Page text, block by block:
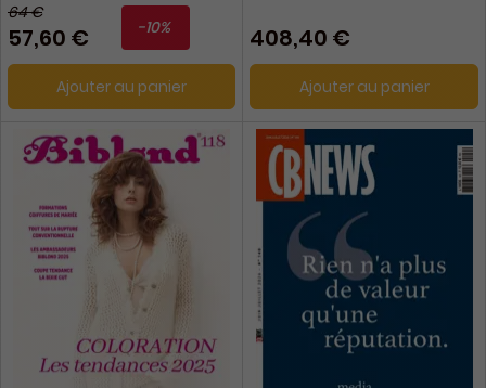
64 €
57,60 € -10%
Ajouter au panier
408,40 €
Ajouter au panier